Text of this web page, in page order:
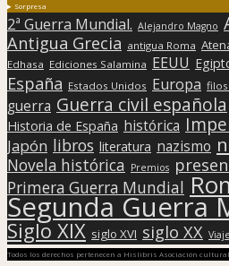
Sorpresa
2ª Guerra Mundial. Alejandro Magno
Antigua Grecia antigua Roma
Edhasa Ediciones Salamina EEUU
España Estados Unidos Europa
guerra Guerra civil española
Historia de España histórica
Japón libros literatura nazismo
Novela histórica Premios
Primera Guerra Mundial
Segunda Guerra
Siglo XIX siglo XVI siglo XX
Todos los derechos pertenecen a Hislibris Asociación cultural